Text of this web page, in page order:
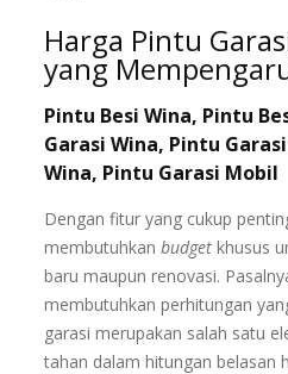
Harga Pintu
yang
Pintu Besi Wina, Pintu
Garasi Wina, Pintu
Wina, Pintu Garasi Mobil
Dengan fitur yang cukup
membutuhkanbudget khusus
baru maupun renovasi.
membutuhkan perhitungan
garasi merupakan salah satu
tahan dalam hitungan belasan